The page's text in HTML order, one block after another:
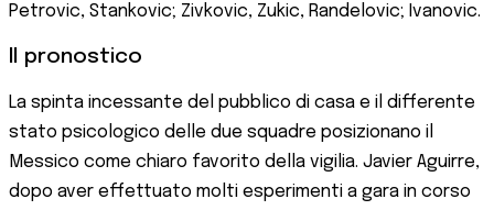
Petrovic, Stankovic; Zivkovic, Zukic, Randelovic; Ivanovic.
Il pronostico
La spinta incessante del pubblico di casa e il differente
stato psicologico delle due squadre posizionano il
Messico come chiaro favorito della vigilia. Javier Aguirre,
dopo aver effettuato molti esperimenti a gara in corso